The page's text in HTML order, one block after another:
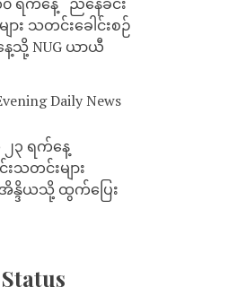
း သတင်းခေါင်းစဉ်
ေ့သို့ NUG ယာယီ
Daily News
၂၃ ရက်နေ့
သတင်းများ
အိန္ဒိယသို့ ထွက်ပြေး